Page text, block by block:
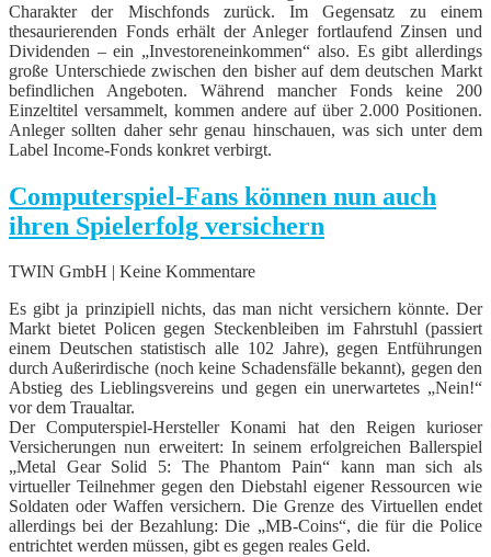
Charakter der Mischfonds zurück. Im Gegensatz zu einem
thesaurierenden Fonds erhält der Anleger fortlaufend Zinsen und
Dividenden – ein „Investoreneinkommen“ also. Es gibt allerdings
große Unterschiede zwischen den bisher auf dem deutschen Markt
befindlichen Angeboten. Während mancher Fonds keine 200
Einzeltitel versammelt, kommen andere auf über 2.000 Positionen.
Anleger sollten daher sehr genau hinschauen, was sich unter dem
Label Income-Fonds konkret verbirgt.
Computerspiel-Fans können nun auch
ihren Spielerfolg versichern
TWIN GmbH | Keine Kommentare
Es gibt ja prinzipiell nichts, das man nicht versichern könnte. Der
Markt bietet Policen gegen Steckenbleiben im Fahrstuhl (passiert
einem Deutschen statistisch alle 102 Jahre), gegen Entführungen
durch Außerirdische (noch keine Schadensfälle bekannt), gegen den
Abstieg des Lieblingsvereins und gegen ein unerwartetes „Nein!“
vor dem Traualtar.
Der Computerspiel-Hersteller Konami hat den Reigen kurioser
Versicherungen nun erweitert: In seinem erfolgreichen Ballerspiel
„Metal Gear Solid 5: The Phantom Pain“ kann man sich als
virtueller Teilnehmer gegen den Diebstahl eigener Ressourcen wie
Soldaten oder Waffen versichern. Die Grenze des Virtuellen endet
allerdings bei der Bezahlung: Die „MB-Coins“, die für die Police
entrichtet werden müssen, gibt es gegen reales Geld.